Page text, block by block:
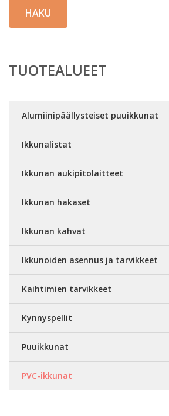
HAKU
TUOTEALUEET
Alumiinipäällysteiset puuikkunat
Ikkunalistat
Ikkunan aukipitolaitteet
Ikkunan hakaset
Ikkunan kahvat
Ikkunoiden asennus ja tarvikkeet
Kaihtimien tarvikkeet
Kynnyspellit
Puuikkunat
PVC-ikkunat